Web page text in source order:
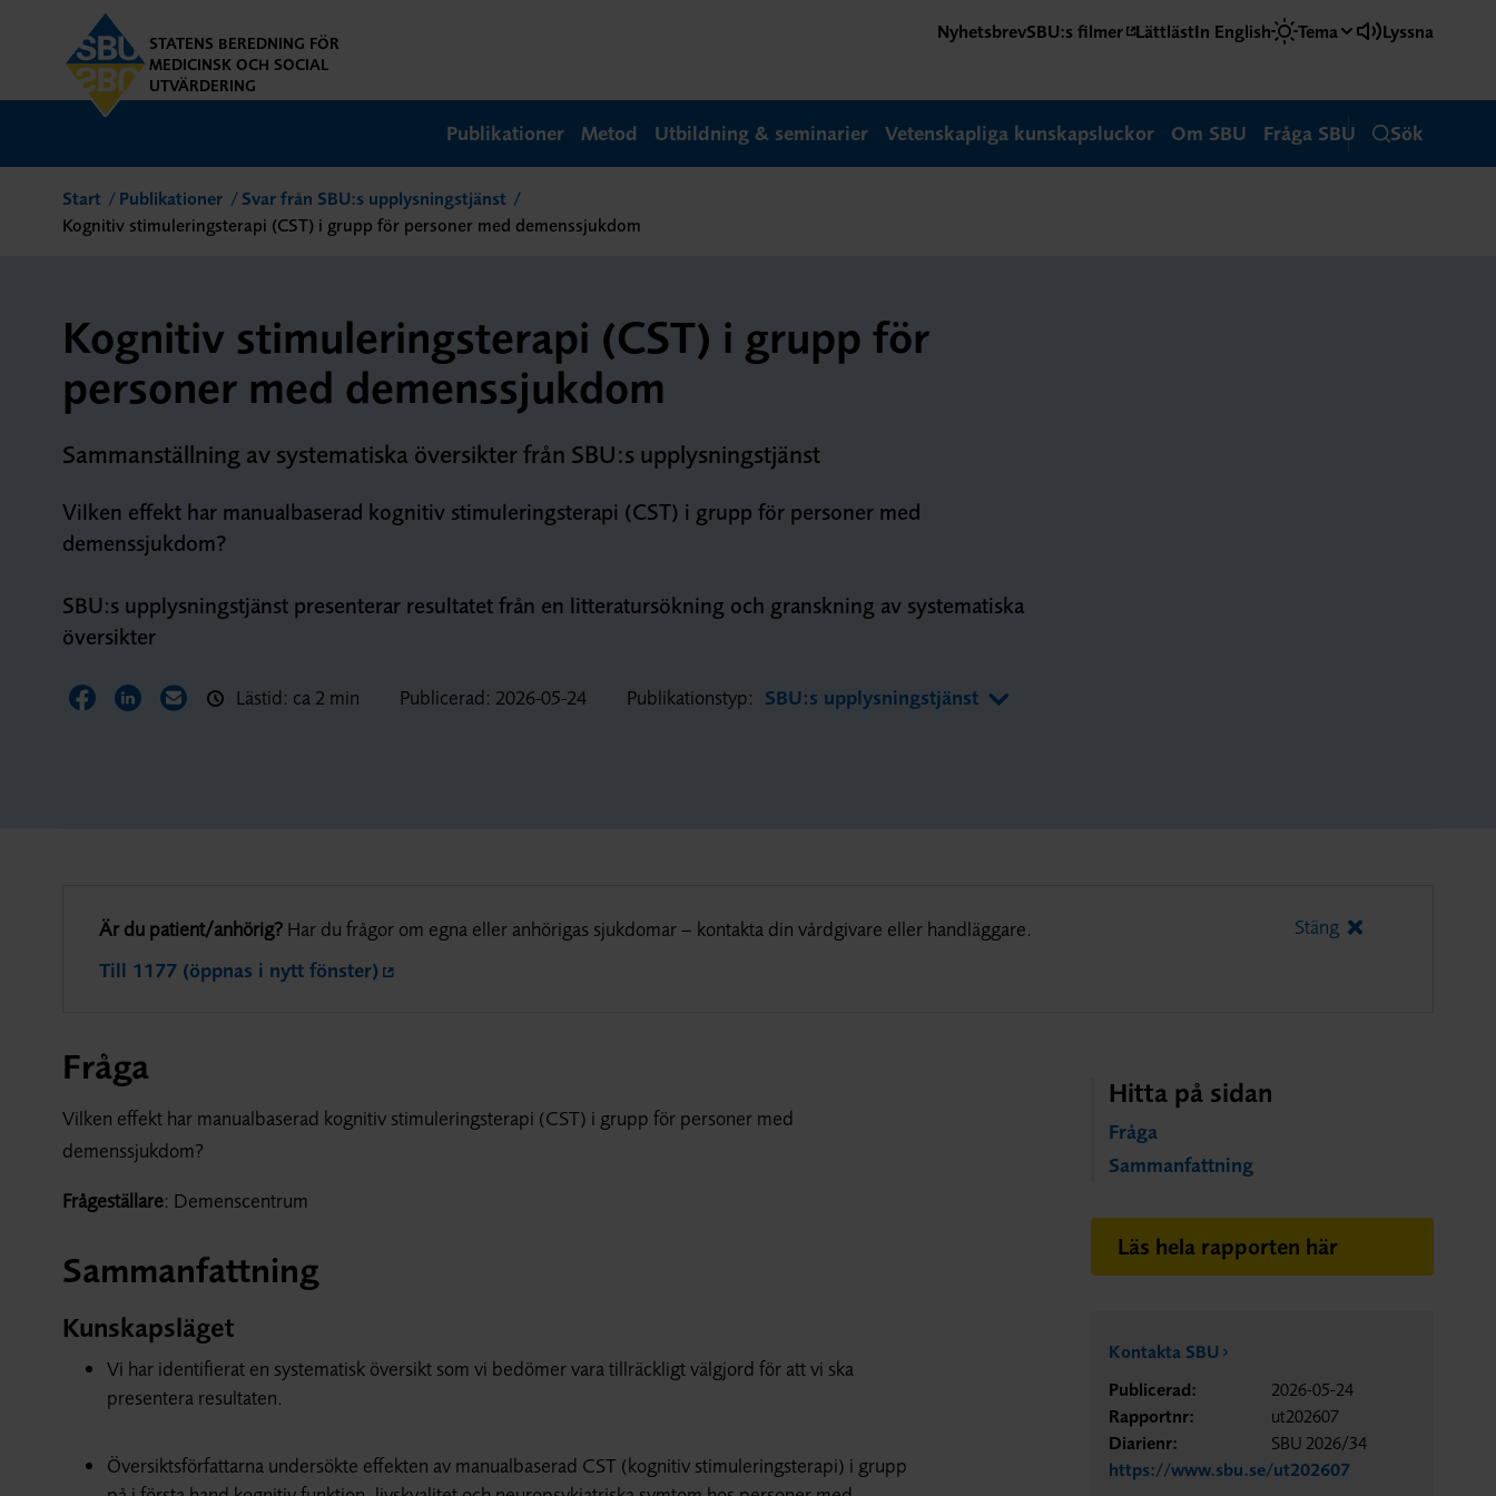
STATENS BEREDNING FÖR
MEDICINSK OCH SOCIAL
UTVÄRDERING
NyhetsbrevSBU:s filmer LättlästIn English Tema Lyssna
Publikationer Metod Utbildning & seminarier Vetenskapliga kunskapsluckor Om SBU Fråga SBU Sök
Start Publikationer
Svar från SBU:s upplysningstjänst
Kognitiv stimuleringsterapi (CST) i grupp för personer med demenssjukdom
Kognitiv stimuleringsterapi (CST) i grupp för
personer med demenssjukdom
Sammanställning av systematiska översikter från SBU:s upplysningstjänst
Vilken effekt har manualbaserad kognitiv stimuleringsterapi (CST) i grupp för personer med
demenssjukdom?
SBU:s upplysningstjänst presenterar resultatet från en litteratursökning och granskning av systematiska
översikter
Dela sidan på Facebook
Dela sidan på LinkedIn
Dela sidan via E-post
Lästid: ca 2 min Publicerad: 2026-05-24 Publikationstyp: SBU:s upplysningstjänst
Är du patient/anhörig? Har du frågor om egna eller anhörigas sjukdomar – kontakta din vårdgivare eller handläggare.
Till 1177 (öppnas i nytt fönster)
Stäng
Hitta på sidan
Fråga
Sammanfattning
Läs hela rapporten här
Kontakta SBU
Publicerad:
2026-05-24
Rapportnr:
ut202607
Diarienr:
SBU 2026/34
https://www.sbu.se/ut202607
Fråga
Vilken effekt har manualbaserad kognitiv stimuleringsterapi (CST) i grupp för personer med
demenssjukdom?
Frågeställare: Demenscentrum
Sammanfattning
Kunskapsläget
Vi har identifierat en systematisk översikt som vi bedömer vara tillräckligt välgjord för att vi ska
presentera resultaten.
Översiktsförfattarna undersökte effekten av manualbaserad CST (kognitiv stimuleringsterapi) i grupp